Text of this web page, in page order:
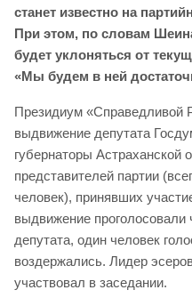
станет известно на
При этом, по словам
будет уклоняться от
«Мы будем в ней
Президиум «Справедливой
выдвижение депутата
губернаторы Астраханской
представителей партии
человек), принявших
выдвижение проголосовали
депутата, один человек
воздержались. Лидер
участвовал в заседании.